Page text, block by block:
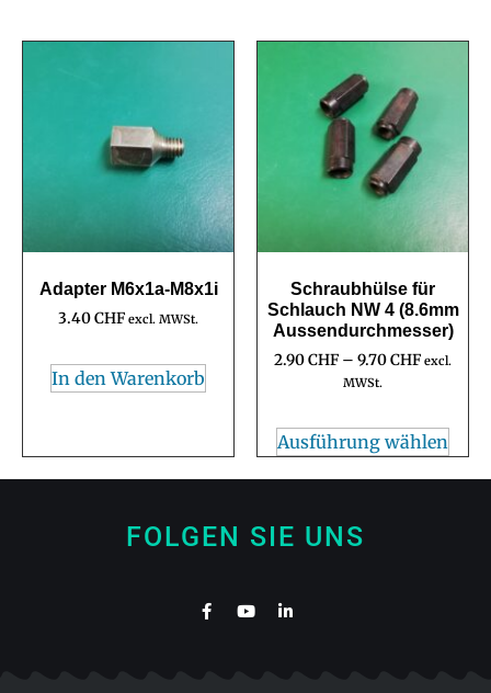
Adapter M6x1a-M8x1i
3.40CHF excl. MWSt.
In den Warenkorb
Schraubhülse für
Schlauch NW 4 (8.6mm
Aussendurchmesser)
2.90CHF – 9.70CHF excl.
MWSt.
Ausführung wählen
FOLGEN SIE UNS